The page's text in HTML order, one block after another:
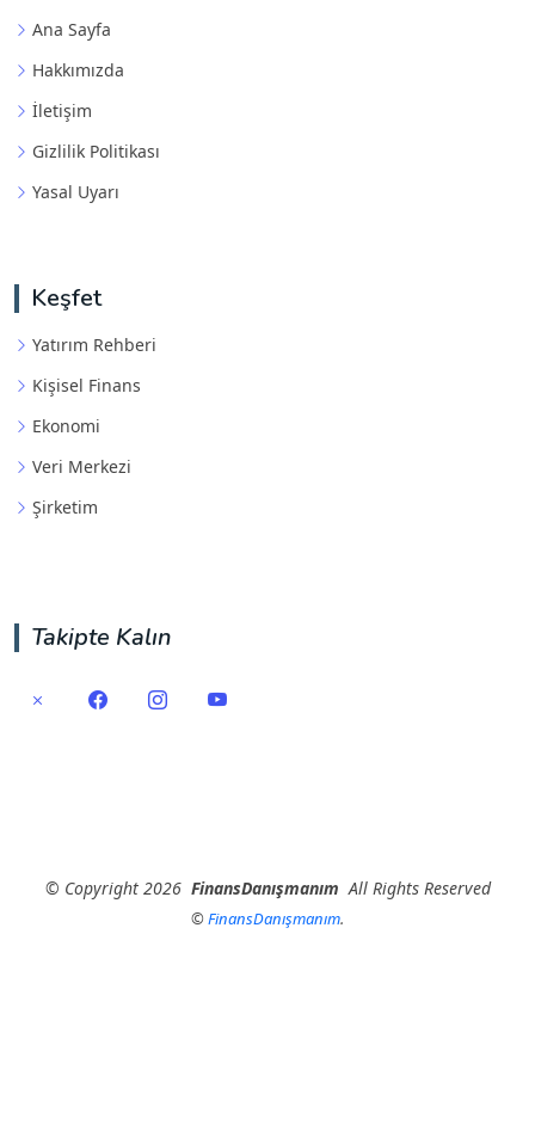
Ana Sayfa
Hakkımızda
İletişim
Gizlilik Politikası
Yasal Uyarı
Keşfet
Yatırım Rehberi
Kişisel Finans
Ekonomi
Veri Merkezi
Şirketim
Takipte Kalın
© Copyright2026 FinansDanışmanım All Rights Reserved
©FinansDanışmanım.